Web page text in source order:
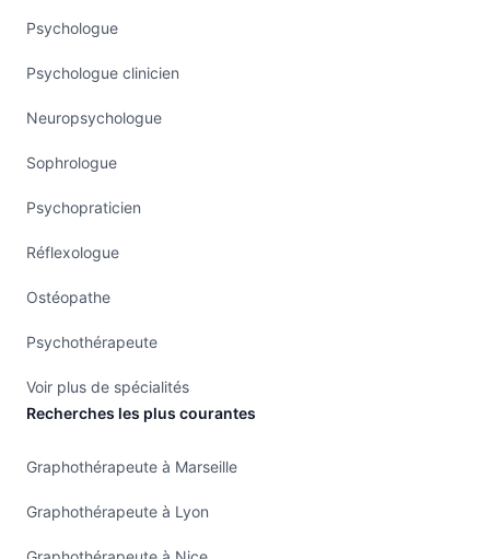
Psychologue
Psychologue clinicien
Neuropsychologue
Sophrologue
Psychopraticien
Réflexologue
Ostéopathe
Psychothérapeute
Voir plus de spécialités
Recherches les plus courantes
Graphothérapeute à Marseille
Graphothérapeute à Lyon